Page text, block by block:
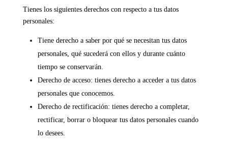
Tienes los siguientes derechos con respecto a tus datos
personales:
Tiene derecho a saber por qué se necesitan tus datos
personales, qué sucederá con ellos y durante cuánto
tiempo se conservarán.
Derecho de acceso: tienes derecho a acceder a tus datos
personales que conocemos.
Derecho de rectificación: tienes derecho a completar,
rectificar, borrar o bloquear tus datos personales cuando
lo desees.